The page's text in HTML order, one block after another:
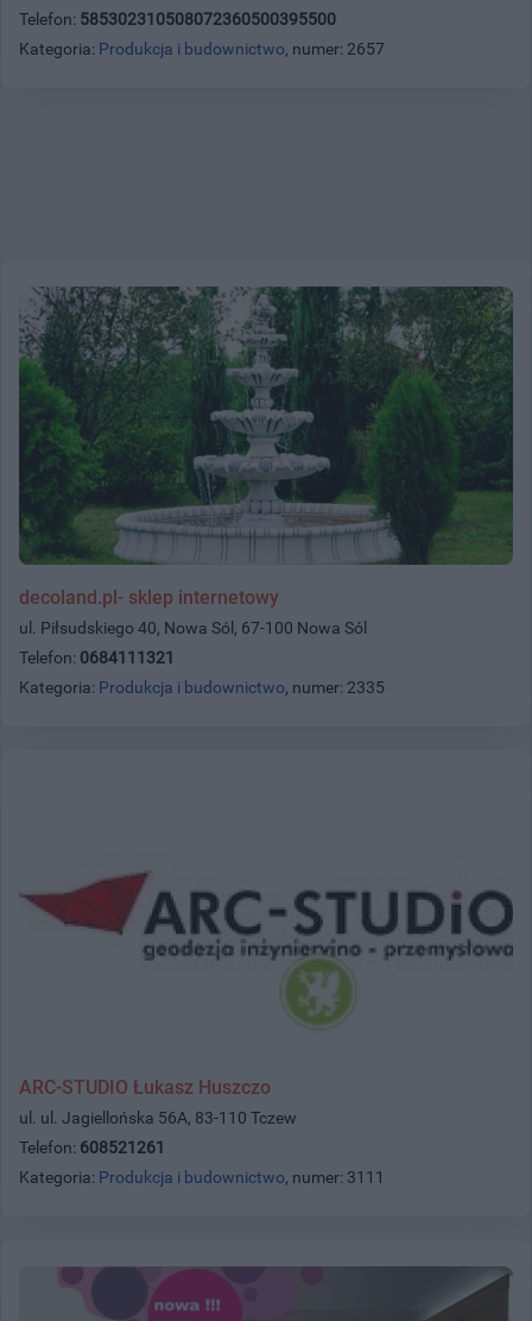
Telefon: 585302310508072360500395500
Kategoria: Produkcja i budownictwo, numer: 2657
decoland.pl- sklep internetowy
ul. Piłsudskiego 40, Nowa Sól, 67-100 Nowa Sól
Telefon: 0684111321
Kategoria: Produkcja i budownictwo, numer: 2335
ARC-STUDIO Łukasz Huszczo
ul. ul. Jagiellońska 56A, 83-110 Tczew
Telefon: 608521261
Kategoria: Produkcja i budownictwo, numer: 3111